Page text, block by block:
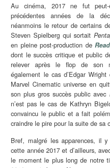
Au cinéma, 2017 ne fut
précédentes années de la
néanmoins le retour de certains
Steven Spielberg qui sortait
en pleine post-production de
dont le succès critique et public
relever après le flop de son
également le cas d’Edgar
Marvel Cinematic universe en
son plus gros succès public avec
n’est pas le cas de Kathryn
convaincu le public et a fait
craindre le pire pour la suite de sa
Bref, malgré les apparences, il
cette année 2017 et d’ailleurs,
le moment le plus long de notre